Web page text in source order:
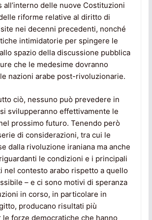
all’interno delle nuove Costituzioni
riforme relative al diritto di
nei decenni precedenti, nonché
intimidatorie per spingere le
spazio della discussione pubblica
che le medesime dovranno
nazioni arabe post-rivoluzionarie.
ciò, nessuno può prevedere in
svilupperanno effettivamente le
prossimo futuro. Tenendo però
di considerazioni, tra cui le
dalla rivoluzione iraniana ma anche
le condizioni e i principali
nel contesto arabo rispetto a quello
– e ci sono motivi di speranza
in corso, in particolare in
producano risultati più
forze democratiche che hanno